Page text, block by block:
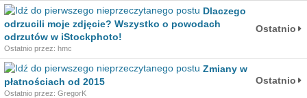
Dlaczego
odrzucili moje zdjęcie? Wszystko o powodach
odrzutów w iStockphoto!
Ostatnio przez: hmc
Ostatnio
Zmiany w
płatnościach od 2015
Ostatnio przez: GregorK
Ostatnio